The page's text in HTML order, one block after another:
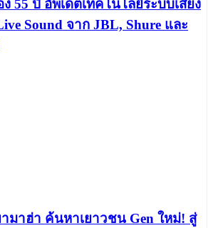
55 ปี อัพเดตเทคโนโลยีระบบเสียง
Sound จาก JBL, Shure และ
มาฮ่า ค้นหาเยาวชน Gen ใหม่! สู่